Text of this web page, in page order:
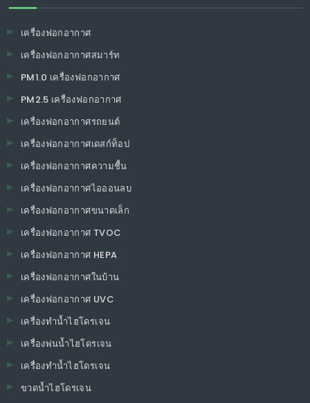
เครื่องฟอกอากาศ
เครื่องฟอกอากาศสมาร์ท
PM1.0 เครื่องฟอกอากาศ
PM2.5 เครื่องฟอกอากาศ
เครื่องฟอกอากาศรถยนต์
เครื่องฟอกอากาศเดสก์ท็อป
เครื่องฟอกอากาศความชื้น
เครื่องฟอกอากาศไอออนลบ
เครื่องฟอกอากาศขนาดเล็ก
เครื่องฟอกอากาศ TVOC
เครื่องฟอกอากาศ HEPA
เครื่องฟอกอากาศในบ้าน
เครื่องฟอกอากาศ UVC
เครื่องทำน้ำไฮโดรเจน
เครื่องพ่นน้ำไฮโดรเจน
เครื่องทำน้ำไฮโดรเจน
ขวดน้ำไฮโดรเจน